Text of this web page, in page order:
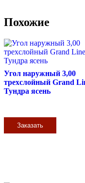
Похожие
Угол наружный 3,00
трехслойный Grand
Тундра ясень
Заказать